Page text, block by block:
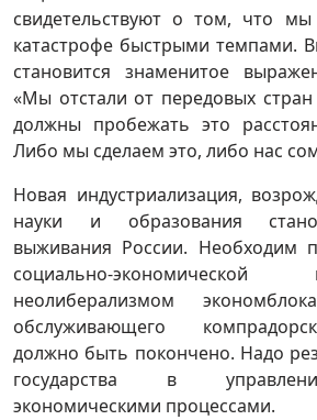
свидетельствуют о том, что
катастрофе быстрыми темпами.
становится знаменитое
«Мы отстали от передовых
должны пробежать это
Либо мы сделаем это, либо нас
Новая индустриализация,
науки и образования
выживания России. Необходим
социально-
неолиберализмом
обслуживающего
должно быть покончено. Надо
государства в
экономическими процессами.